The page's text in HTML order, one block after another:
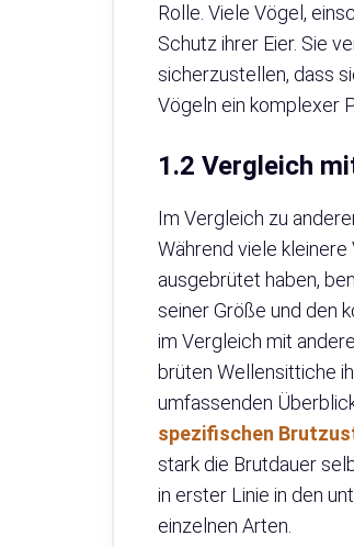
Rolle. Viele Vögel,
Schutz ihrer Eier. Sie
sicherzustellen, dass
Vögeln ein komplexer
1.2 Vergleich
Im Vergleich zu
Während viele
ausgebrütet haben,
seiner Größe und den
im Vergleich mit
brüten Wellensittiche
umfassenden
spezifischen
stark die Brutdauer
in erster Linie in den
einzelnen Arten.